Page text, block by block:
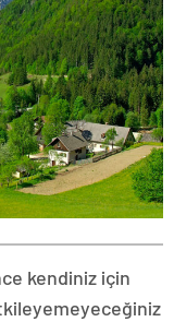
kendiniz için